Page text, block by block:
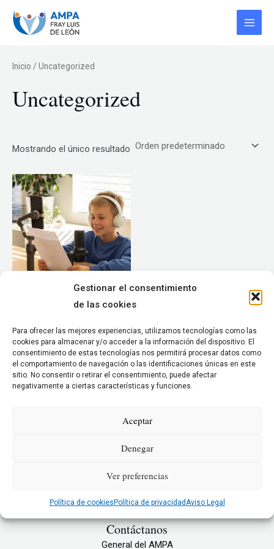
Gestionar el consentimiento
de las cookies
Para ofrecer las mejores experiencias, utilizamos tecnologías como las
cookies para almacenar y/o acceder a la información del dispositivo. El
consentimiento de estas tecnologías nos permitirá procesar datos como
el comportamiento de navegación o las identificaciones únicas en este
sitio. No consentir o retirar el consentimiento, puede afectar
negativamente a ciertas características y funciones.
Aceptar
Denegar
Ver preferencias
Política de cookiesPolítica de privacidad Aviso Legal
Main
Menu
Inicio / Uncategorized
Uncategorized
Mostrando el único resultado
Valorado
con
0
5 Seleccionar opciones
Este
producto
tiene
múltiples
variantes.
Las
elegir
en
la
página
C. de Evaristo San Miguel, 10,
28008 Madrid, España
Contáctanos
General del AMPA